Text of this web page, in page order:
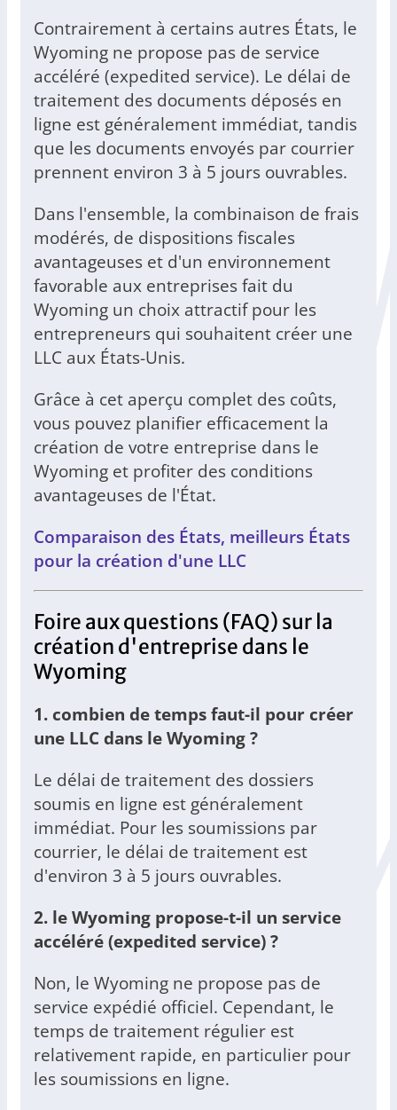
Contrairement à certains autres États, le
Wyoming ne propose pas de service
accéléré (expedited service). Le délai de
traitement des documents déposés en
ligne est généralement immédiat, tandis
que les documents envoyés par courrier
prennent environ 3 à 5 jours ouvrables.
Dans l'ensemble, la combinaison de frais
modérés, de dispositions fiscales
avantageuses et d'un environnement
favorable aux entreprises fait du
Wyoming un choix attractif pour les
entrepreneurs qui souhaitent créer une
LLC aux États-Unis.
Grâce à cet aperçu complet des coûts,
vous pouvez planifier efficacement la
création de votre entreprise dans le
Wyoming et profiter des conditions
avantageuses de l'État.
Comparaison des États, meilleurs États
pour la création d'une LLC
Foire aux questions (FAQ) sur la
création d'entreprise dans le
Wyoming
1. combien de temps faut-il pour créer
une LLC dans le Wyoming ?
Le délai de traitement des dossiers
soumis en ligne est généralement
immédiat. Pour les soumissions par
courrier, le délai de traitement est
d'environ 3 à 5 jours ouvrables.
2. le Wyoming propose-t-il un service
accéléré (expedited service) ?
Non, le Wyoming ne propose pas de
service expédié officiel. Cependant, le
temps de traitement régulier est
relativement rapide, en particulier pour
les soumissions en ligne.